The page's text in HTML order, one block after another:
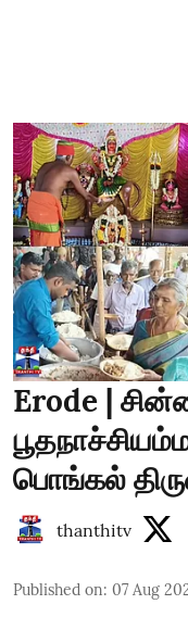
Erode |
பொங்கல்
thanthitv
Published on: 07 Aug